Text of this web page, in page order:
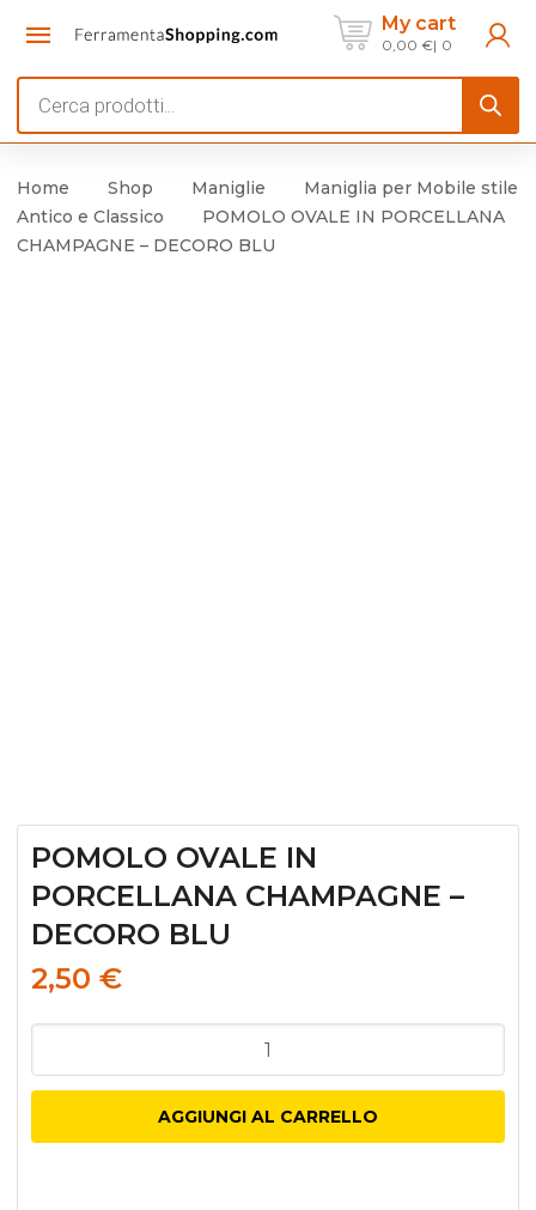
My cart
0,00 € 0
search
Home Shop Maniglie
Maniglia per Mobile stile
Antico e Classico
POMOLO OVALE IN PORCELLANA
CHAMPAGNE – DECORO BLU
POMOLO OVALE IN
PORCELLANA CHAMPAGNE –
DECORO BLU
2,50 €
OVALE
PORCELLANA
AGGIUNGI AL CARRELLO